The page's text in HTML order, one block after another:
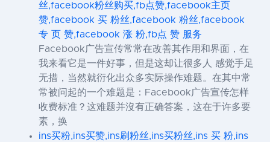
丝,facebook粉丝购买,fb点赞,facebook主页
赞,facebook 买 粉丝,facebook 粉丝,facebook
专 页 赞,facebook 涨 粉,fb点 赞 服务
Facebook广告宣传常常在改善其作用和界面，在
我来看它是一件好事，但是这却让很多人 感觉手足
无措，当然就衍化出众多实际操作难题。在其中常
常被问起的一个难题是：Facebook广告宣传怎样
收费标准？这难题并沒有正确答案，这在于许多要
素，换
ins买粉,ins买赞,ins刷粉丝,ins买粉丝,ins 买 粉,ins